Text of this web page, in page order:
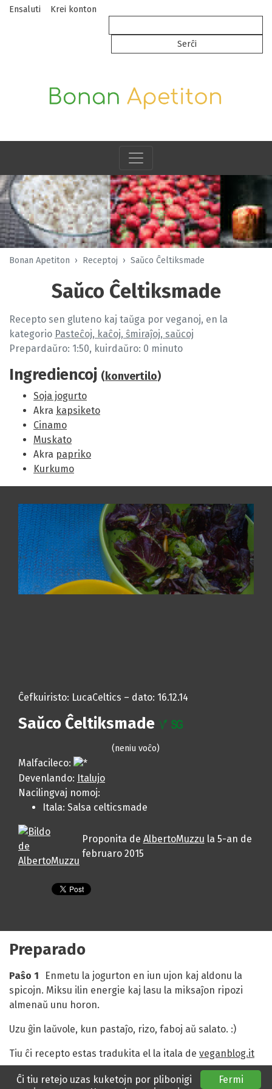
Ensaluti Krei konton
Bonan Apetiton Receptoj Saŭco Ĉeltiksmade
Saŭco Ĉeltiksmade
Recepto sen gluteno kaj taŭga por veganoj, en la
kategorio Pasteĉoj, kaĉoj, ŝmiraĵoj, saŭcoj
Prepardaŭro: 1:50, kuirdaŭro: 0 minuto
Ingrediencoj ( konvertilo)
Soja jogurto
Akra kapsiketo
Cinamo
Muskato
Akra papriko
Kurkumo
Ĉefkuiristo: LucaCeltics – dato: 16.12.14
Saŭco Ĉeltiksmade
(neniu voĉo)
Malfacileco:
Devenlando: Italujo
Nacilingvaj nomoj:
Itala: Salsa celticsmade
Proponita de AlbertoMuzzu la 5-an de
februaro 2015
Preparado
Paŝo 1
Enmetu la jogurton en iun ujon kaj aldonu la
spicojn. Miksu ilin energie kaj lasu la miksaĵon ripozi
almenaŭ unu horon.
Uzu ĝin laŭvole, kun pastaĵo, rizo, faboj aŭ salato. :)
Tiu ĉi recepto estas tradukita el la itala de veganblog.it
Retejo realigita deE@I Fermi
Ĉi tiu retejo uzas kuketojn por plibonigi